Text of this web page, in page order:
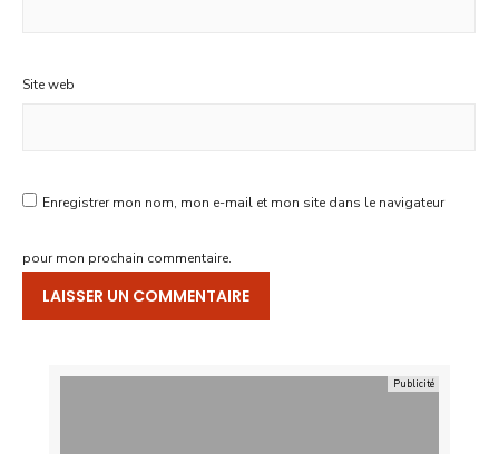
Site web
Enregistrer mon nom, mon e-mail et mon site dans le navigateur
pour mon prochain commentaire.